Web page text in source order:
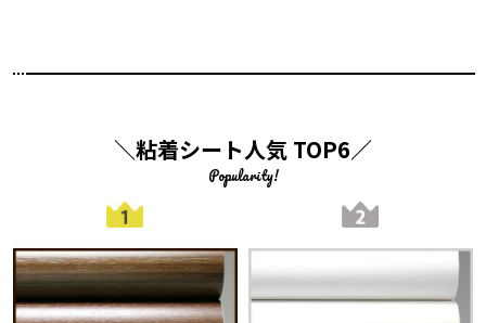
＼粘着シート人気 TOP6／
Popularity!